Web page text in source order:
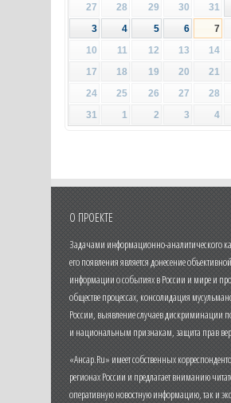
27 28 29 30 31
3
4 5 6 7
10
11 12 13 14
17
18 19 20 21
24
25 26 27 28
31
1 2 3 4
О ПРОЕКТЕ
Задачами информационно-аналитического
его появления является донесение
информации о событиях в России и мире и
обществе процессах, консолидация
России, выявление случаев дискриминации
и национальным признакам, защита прав
«Ансар.Ru» имеет собственных
регионах России и предлагает вниманию
оперативную новостную информацию, так и